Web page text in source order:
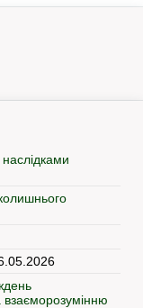
взаєморозумінню